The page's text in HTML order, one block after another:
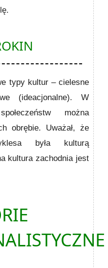
typy kultur – cielesne
(ideacjonalne). W
można
obrębie. Uważał, że
była kulturą
kultura zachodnia jest